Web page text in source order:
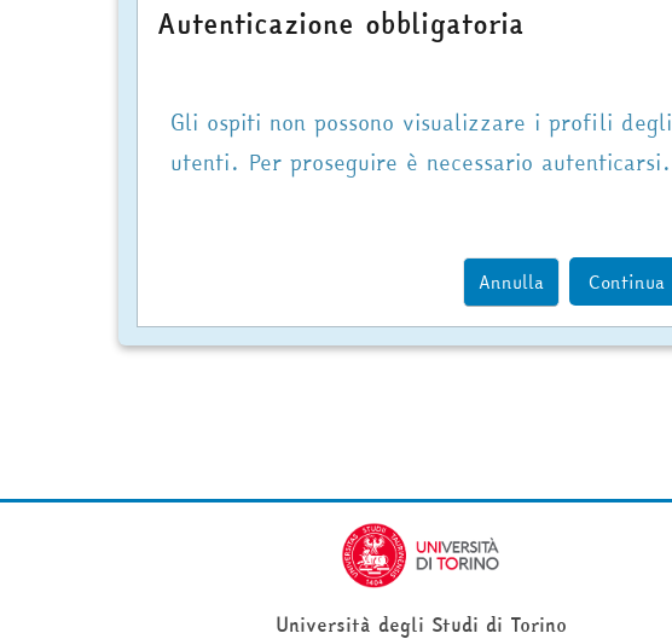
Autenticazione obbligatoria
Gli ospiti non possono visualizzare i profili degli
utenti. Per proseguire è necessario autenticarsi.
Annulla Continua
Università degli Studi di Torino